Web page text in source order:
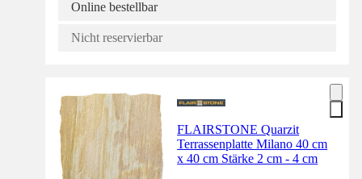
Online bestellbar
Nicht reservierbar
FLAIRSTONE Quarzit
Terrassenplatte Milano 40 cm
x 40 cm Stärke 2 cm - 4 cm